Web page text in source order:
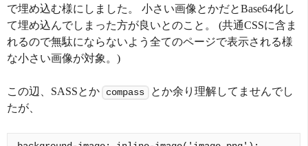
で埋め込む様にしました。 小さい画像とかだとBase64化し
て埋め込んでしまった方が良いとのこと。 (共通CSSに含ま
れるので無駄にならないよう全てのページで表示される様
な小さい画像が対象。)
この辺、SASSとか compass
とか余り理解してませんでし
たが、